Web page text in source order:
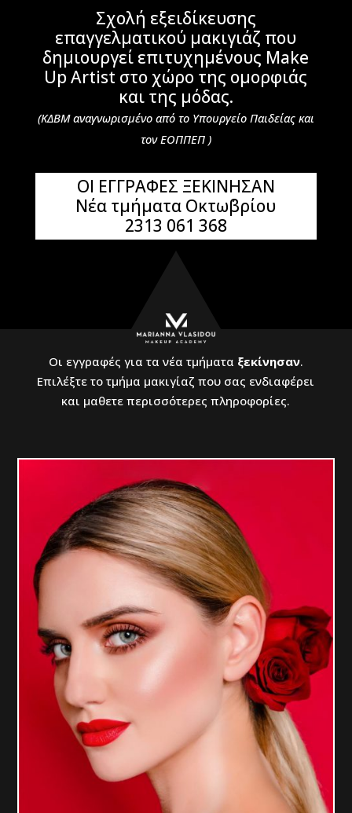
Σχολή εξειδίκευσης
επαγγελματικού μακιγιάζ που
δημιουργεί επιτυχημένους Make
Up Artist στο χώρο της ομορφιάς
και της μόδας.
(ΚΔΒΜ αναγνωρισμένο από το Υπουργείο Παιδείας και
τον ΕΟΠΠΕΠ )
ΟΙ ΕΓΓΡΑΦΕΣ ΞΕΚΙΝΗΣΑΝ
Νέα τμήματα Οκτω΄βρίου
2313 061 368
Οι εγγραφές για τα νέα τμήματα ξεκίνησαν.
Επιλέξτε το τμήμα μακιγίαζ που σας ενδιαφέρει
και μαθετε περισσότερες πληροφορίες.